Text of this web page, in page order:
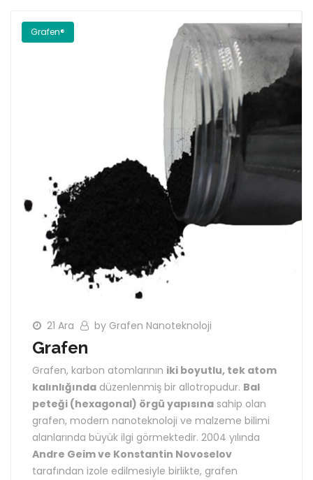
Grafen®
21 Ara by Grafen Nanoteknoloji
Grafen
Grafen, karbon atomlarının iki boyutlu, tek atom
kalınlığında düzenlenmiş bir allotropudur. Bal
peteği (hexagonal) örgü yapısına sahip olan
grafen, modern nanoteknoloji ve malzeme bilimi
alanlarında büyük ilgi görmektedir. 2004 yılında
Andre Geim ve Konstantin Novoselov
tarafından izole edilmesiyle birlikte, grafen